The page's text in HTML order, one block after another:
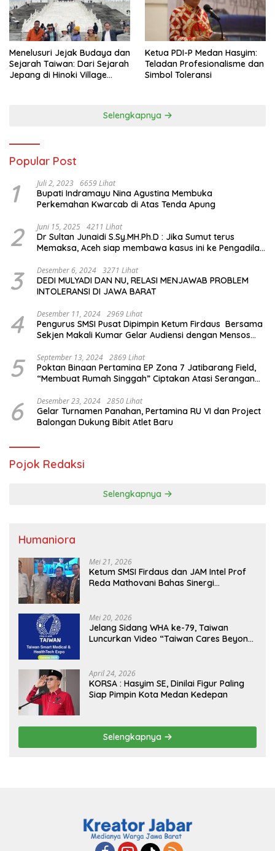
Menelusuri Jejak Budaya dan
Sejarah Taiwan: Dari Sejarah
Jepang di Hinoki Village
Ketua PDI-P Medan Hasyim:
Teladan Profesionalisme dan
Simbol Toleransi
Selengkapnya
Popular Post
1 Juli 2, 2023 6659 Lihat
Bupati Indramayu Nina Agustina Membuka
Perkemahan Kwarcab di Atas Tenda Apung
2 Juni 15, 2025 4211 Lihat
Dr Sultan Junaidi S.Sy.MH.Ph.D : Jika Sumut terus
Memaksa, Aceh siap membawa kasus ini ke Pengadilan
3 Desember 6, 2024 3271 Lihat
DEDI MULYADI DAN NU, RELASI MENJAWAB PROBLEM
INTOLERANSI DI JAWA BARAT
4 Desember 11, 2024 2969 Lihat
Pengurus SMSI Pusat Dipimpin Ketum Firdaus Bersama
Sekjen Makali Kumar Gelar Audiensi dengan Mensos
5 September 13, 2024 2869 Lihat
Poktan Binaan Pertamina EP Zona 7 Jatibarang Field,
“Membuat Rumah Singgah” Ciptakan Atasi Serangan
6 Desember 23, 2024 2850 Lihat
Gelar Turnamen Panahan, Pertamina RU VI dan Project
Balongan Dukung Bibit Atlet Baru
Pojok Redaksi
Selengkapnya
Humaniora
Mei 21, 2026
Ketum SMSI Firdaus dan JAM Intel Prof
Reda Mathovani Bahas Sinergi
MBG, Perkuat Pengawasan Program
Pemerintah
Mei 20, 2026
Jelang Sidang WHA ke-79, Taiwan
Luncurkan Video “Taiwan Cares Beyond
April 24, 2026
KORSA : Hasyim SE, Dinilai Figur Paling
Siap Pimpin Kota Medan Kedepan
Selengkapnya